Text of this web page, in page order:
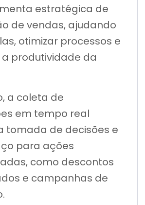
estratégica de
de vendas, ajudando
otimizar processos e
produtividade da
a coleta de
em tempo real
tomada de decisões e
para ações
como descontos
e campanhas de